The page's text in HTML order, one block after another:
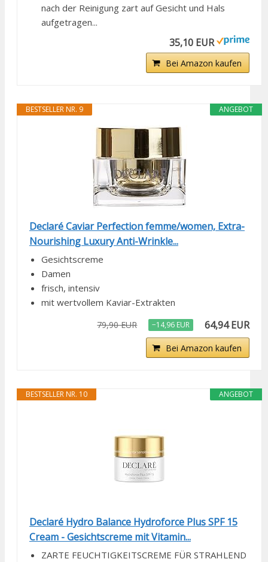
nach der Reinigung zart auf Gesicht und Hals
aufgetragen...
35,10 EUR
Bei Amazon kaufen
ANGEBOT
BESTSELLER NR. 9
Declaré Caviar Perfection femme/women, Extra-
Nourishing Luxury Anti-Wrinkle...
Gesichtscreme
Damen
frisch, intensiv
mit wertvollem Kaviar-Extrakten
79,90 EUR −14,96 EUR 64,94 EUR
Bei Amazon kaufen
ANGEBOT
BESTSELLER NR. 10
Declaré Hydro Balance Hydroforce Plus SPF 15
Cream - Gesichtscreme mit Vitamin...
ZARTE FEUCHTIGKEITSCREME FÜR STRAHLEND